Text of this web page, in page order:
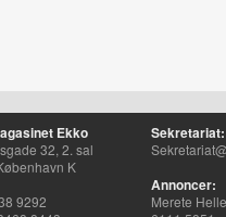
Ekko
32, 2. sal
K
9292
Sekretariat:
Annoncer:
Merete